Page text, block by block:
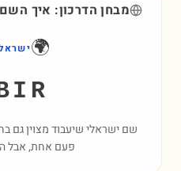
מבחן הדרכון: איך השם
🌍
שם ישראלי שיעבוד מצוין גם
פעם אחת, אבל